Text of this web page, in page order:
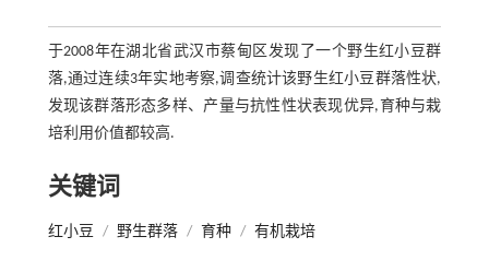
于2008年在湖北省武汉市蔡甸区发现了一个野生红小豆群
落,通过连续3年实地考察,调查统计该野生红小豆群落性状,
发现该群落形态多样、产量与抗性性状表现优异,育种与栽
培利用价值都较高.
关键词
红小豆 / 野生群落 / 育种 / 有机栽培